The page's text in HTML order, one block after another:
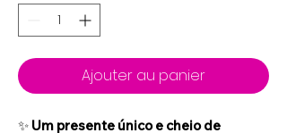
Ajouter au panier
✨ Um presente único e cheio de